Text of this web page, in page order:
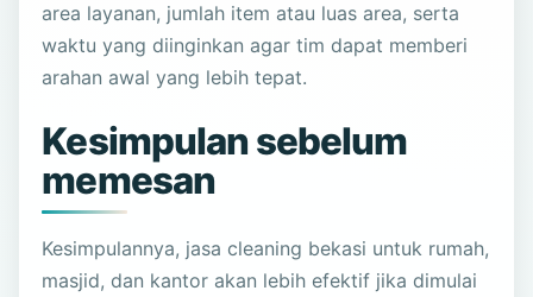
area layanan, jumlah item atau luas area, serta
waktu yang diinginkan agar tim dapat memberi
arahan awal yang lebih tepat.
Kesimpulan sebelum
memesan
Kesimpulannya, jasa cleaning bekasi untuk rumah,
masjid, dan kantor akan lebih efektif jika dimulai